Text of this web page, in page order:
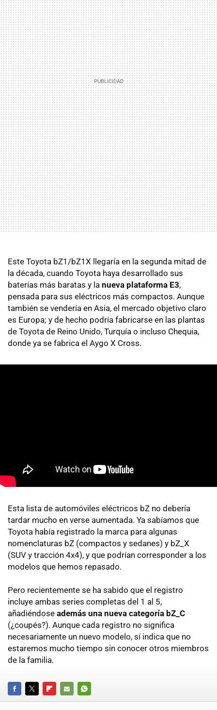
Este Toyota bZ1/bZ1X llegaría en la segunda mitad de
la década, cuando Toyota haya desarrollado sus
baterías más baratas y la nueva plataforma E3,
pensada para sus eléctricos más compactos. Aunque
también se vendería en Asia, el mercado objetivo claro
es Europa; y de hecho podría fabricarse en las plantas
de Toyota de Reino Unido, Turquía o incluso Chequia,
donde ya se fabrica el Aygo X Cross.
Esta lista de automóviles eléctricos bZ no debería
tardar mucho en verse aumentada. Ya sabíamos que
Toyota había registrado la marca para algunas
nomenclaturas bZ (compactos y sedanes) y bZ_X
(SUV y tracción 4x4), y que podrían corresponder a los
modelos que hemos repasado.
Pero recientemente se ha sabido que el registro
incluye ambas series completas del 1 al 5,
añadiéndose además una nueva categoría bZ_C
(¿coupés?). Aunque cada registro no significa
necesariamente un nuevo modelo, sí indica que no
estaremos mucho tiempo sin conocer otros miembros
de la familia.
FACEBOOKTWITTERFLIPBOARD
E-
WHATSAPP